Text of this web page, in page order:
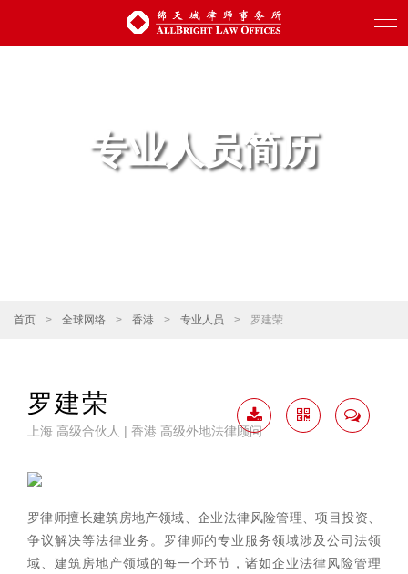
专业人员简历
首页 > 全球网络 > 香港 > 专业人员 > 罗建荣
罗建荣
上海 高级合伙人 | 香港 高级外地法律顾问
罗律师擅长建筑房地产领域、企业法律风险管理、项目投资、
争议解决等法律业务。罗律师的专业服务领域涉及公司法领
域、建筑房地产领域的每一个环节，诸如企业法律风险管理